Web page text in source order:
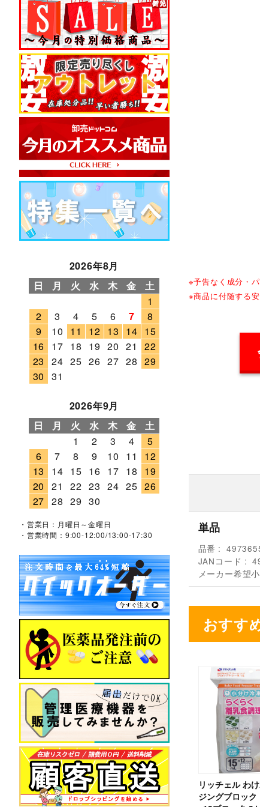
※予告なく成分・
※商品に付随する
単品
品番
JANコード
メーカー希望
おすす
リッチェル わ
ジングブロッ
2026年8月
日
月 火 水 木 金
土
1
2
3 4 5 6 7
8
9
10 11 12 13 14 15
16
17 18 19 20 21
22
23
24 25 26 27 28 29
30
31
2026年9月
日
月 火 水 木 金
土
1
2 3 4
5
6
7 8 9 10 11
12
13
14 15 16 17 18
19
20
21 22 23 24 25 26
27 28 29 30
・営業日：月曜日～金曜日
・営業時間：9:00-12:00/13:00-17:30